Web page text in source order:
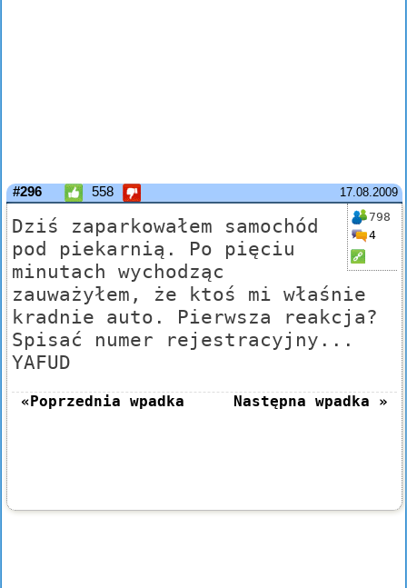
17.08.2009
#296 558
798
4
Dziś zaparkowałem samochód
pod piekarnią. Po pięciu
minutach wychodząc
zauważyłem, że ktoś mi właśnie
kradnie auto. Pierwsza reakcja?
Spisać numer rejestracyjny...
YAFUD
«Poprzednia wpadka Następna wpadka »